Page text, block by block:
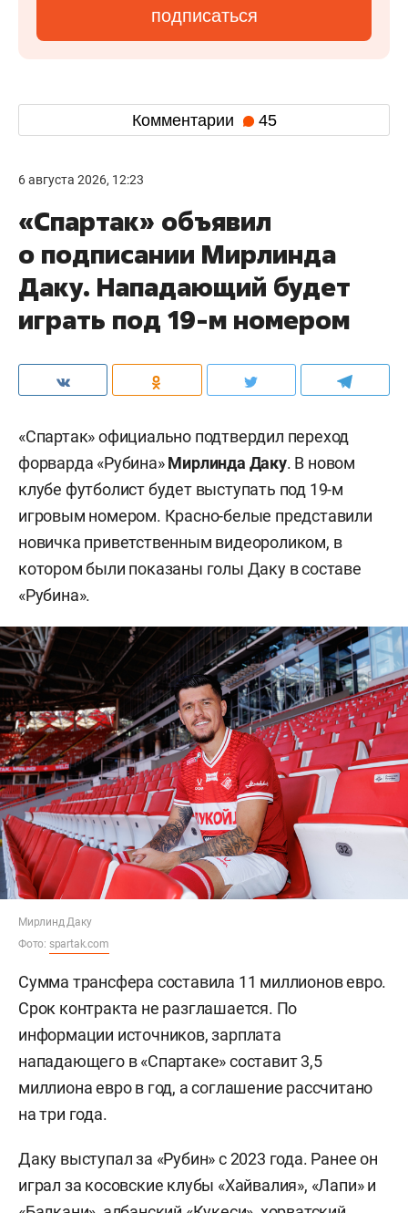
подписаться
Комментарии 45
6 августа 2026, 12:23
«Спартак» объявил
о подписании Мирлинда
Даку. Нападающий будет
играть под 19-м номером
«Спартак» официально подтвердил переход
форварда «Рубина»Мирлинда Даку. В новом
клубе футболист будет выступать под 19-м
игровым номером. Красно-белые представили
новичка приветственным видеороликом, в
котором были показаны голы Даку в составе
«Рубина».
Мирлинд Даку
Фото: spartak.com
Сумма трансфера составила 11 миллионов евро.
Срок контракта не разглашается. По
информации источников, зарплата
нападающего в «Спартаке» составит 3,5
миллиона евро в год, а соглашение рассчитано
на три года.
Даку выступал за «Рубин» с 2023 года. Ранее он
играл за косовские клубы «Хайвалия», «Лапи» и